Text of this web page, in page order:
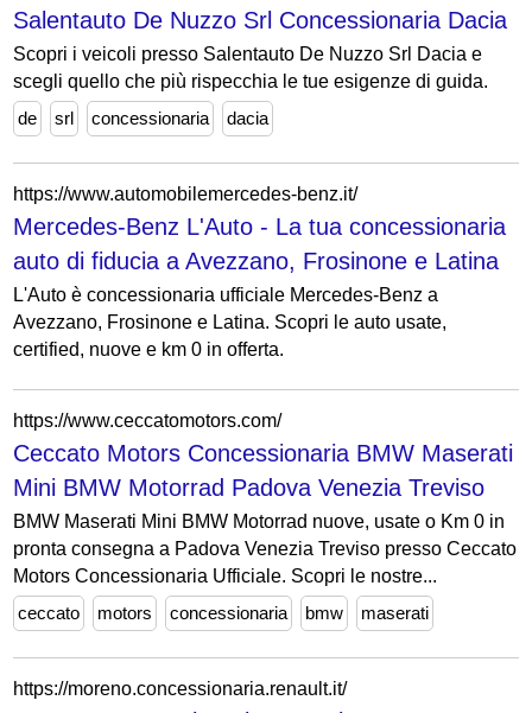
Salentauto De Nuzzo Srl Concessionaria Dacia
Scopri i veicoli presso Salentauto De Nuzzo Srl Dacia e
scegli quello che più rispecchia le tue esigenze di guida.
de
srl concessionaria dacia
https://www.automobilemercedes-benz.it/
Mercedes-Benz L'Auto - La tua concessionaria
auto di fiducia a Avezzano, Frosinone e Latina
L'Auto è concessionaria ufficiale Mercedes-Benz a
Avezzano, Frosinone e Latina. Scopri le auto usate,
certified, nuove e km 0 in offerta.
https://www.ceccatomotors.com/
Ceccato Motors Concessionaria BMW Maserati
Mini BMW Motorrad Padova Venezia Treviso
BMW Maserati Mini BMW Motorrad nuove, usate o Km 0 in
pronta consegna a Padova Venezia Treviso presso Ceccato
Motors Concessionaria Ufficiale. Scopri le nostre...
ceccato
motors concessionaria bmw maserati
https://moreno.concessionaria.renault.it/